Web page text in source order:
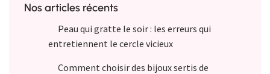
Nos articles récents
Peau qui gratte le soir : les erreurs qui
entretiennent le cercle vicieux
Comment choisir des bijoux sertis de